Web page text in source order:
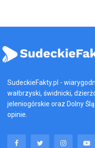
SudeckieFakty.pl -
wałbrzyski, świdnicki,
jeleniogórskie oraz Dolny
opinie.